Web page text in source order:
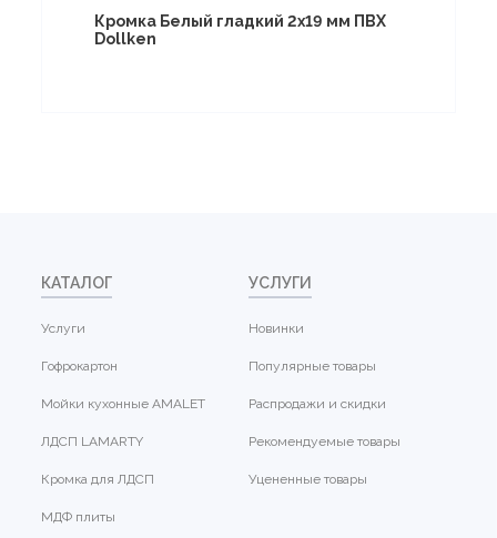
Кромка Белый гладкий 2х19 мм ПВХ
Dollken
КАТАЛОГ
Услуги
Гофрокартон
Мойки кухонные AMALET
ЛДСП LAMARTY
Кромка для ЛДСП
МДФ плиты
УСЛУГИ
Новинки
Популярные товары
Распродажи и скидки
Рекомендуемые товары
Уцененные товары